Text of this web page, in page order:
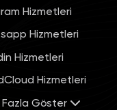
Hizmetleri
Hizmetleri
Hizmetleri
Hizmetleri
Fazla Göster